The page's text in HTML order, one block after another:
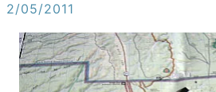
2/05/2011